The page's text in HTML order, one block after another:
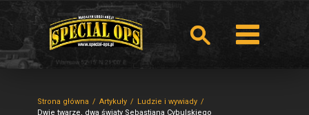
Strona główna Artykuły
Ludzie i wywiady
Dwie twarze, dwa światy Sebastiana Cybulskiego